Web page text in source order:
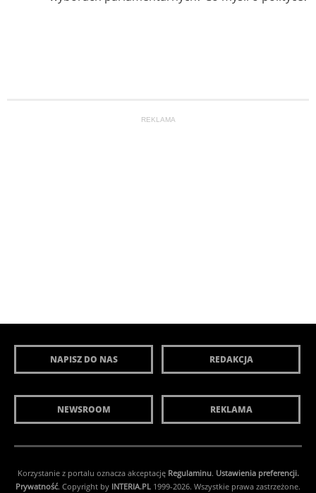
REKLAMA
NAPISZ DO NAS REDAKCJA
NEWSROOM REKLAMA
Korzystanie z portalu oznacza akceptację Regulaminu. Ustawienia preferencji.
Prywatność. Copyright by INTERIA.PL 1999-2026. Wszystkie prawa zastrzeżone.